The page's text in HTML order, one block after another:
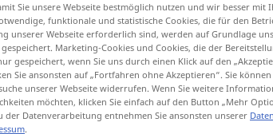
Sie unsere Webseite bestmöglich nutzen und wir besser mit
funktionale und statistische Cookies, die für den
unserer Webseite erforderlich sind, werden auf Grundlage
Marketing-Cookies und Cookies, die der
gespeichert, wenn Sie uns durch einen Klick auf den
Sie ansonsten auf „Fortfahren ohne Akzeptieren“. Sie
unserer Webseite widerrufen. Wenn Sie weitere
möchten, klicken Sie einfach auf den Button „Mehr
der Datenverarbeitung entnehmen Sie ansonsten unserer
.